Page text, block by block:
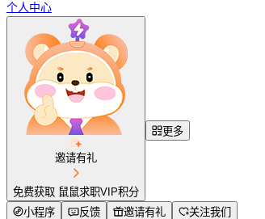
个人中心
邀请有礼
免费获取 鼠鼠求职VIP积分
更多
小程序 反馈 邀请有礼
关注我们